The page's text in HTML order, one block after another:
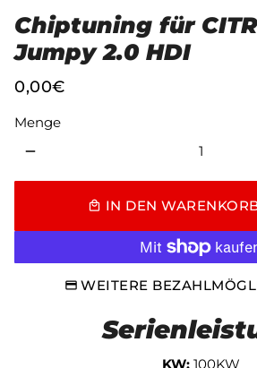
Chiptuning für
Jumpy 2.0 HDI
0,00€
Menge
remove
local_mall IN DEN
WEITERE
KW: 100KW